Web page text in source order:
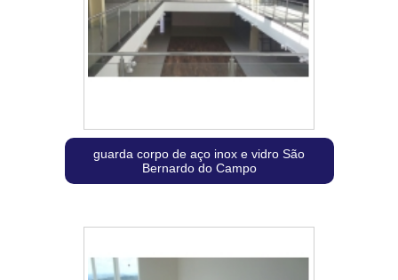
guarda corpo de aço inox e vidro São
Bernardo do Campo